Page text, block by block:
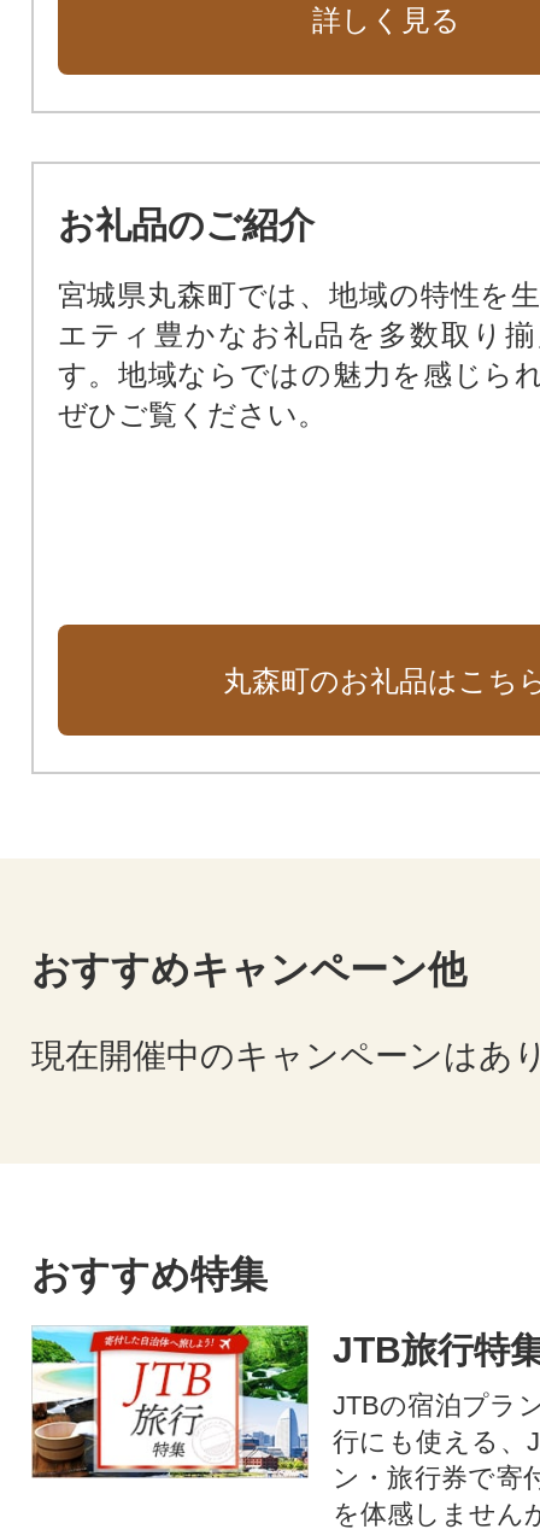
詳しく見る
お礼品のご紹介
宮城県丸森町では、地域の特性を
エティ豊かなお礼品を多数取り
す。地域ならではの魅力を感じら
ぜひご覧ください。
丸森町のお礼品はこち
おすすめキャンペーン他
現在開催中のキャンペーンはあ
おすすめ特集
JTB旅行特
JTBの宿泊プラ
行にも使える、
ン・旅行券で寄
を体感しません